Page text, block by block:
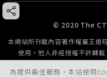
為提供最佳服務，本站使用
© 2020 The
本網站所刊載內容著作權屬王道
使用，他人非經授權不許轉